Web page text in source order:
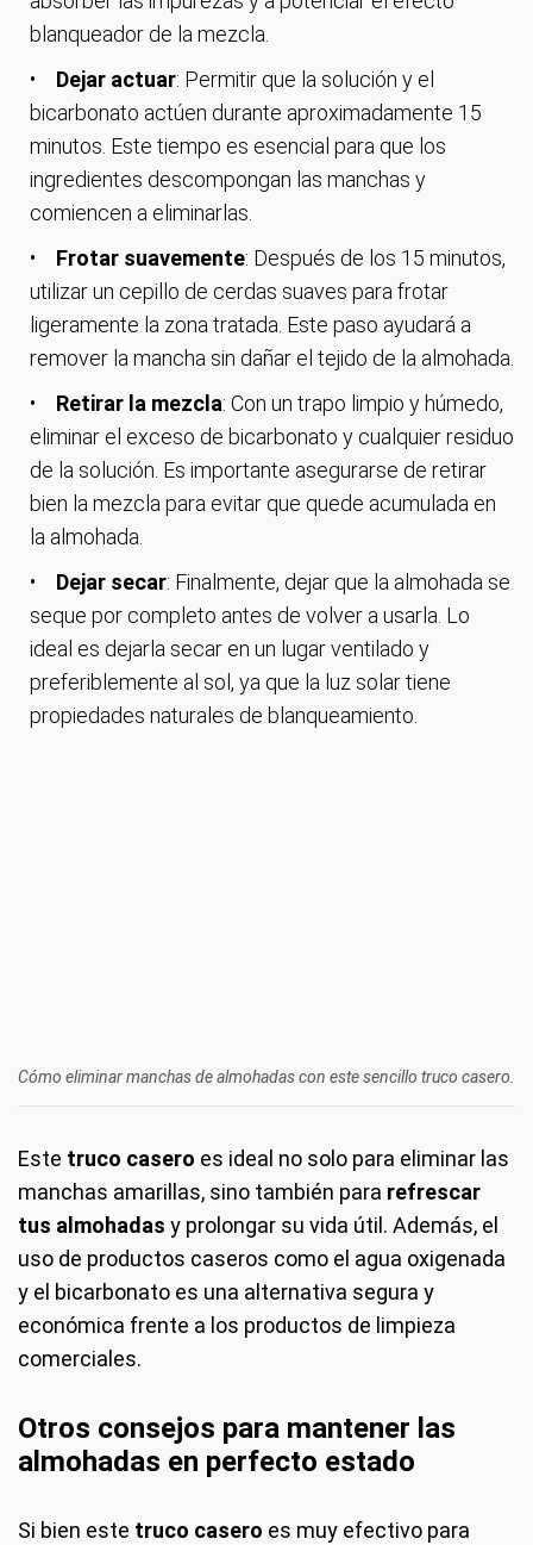
blanqueador de la mezcla.
Dejar actuar: Permitir que la solución y el
bicarbonato actúen durante aproximadamente 15
minutos. Este tiempo es esencial para que los
ingredientes descompongan las manchas y
comiencen a eliminarlas.
Frotar suavemente: Después de los 15 minutos,
utilizar un cepillo de cerdas suaves para frotar
ligeramente la zona tratada. Este paso ayudará a
remover la mancha sin dañar el tejido de la almohada.
Retirar la mezcla: Con un trapo limpio y húmedo,
eliminar el exceso de bicarbonato y cualquier residuo
de la solución. Es importante asegurarse de retirar
bien la mezcla para evitar que quede acumulada en
la almohada.
Dejar secar: Finalmente, dejar que la almohada se
seque por completo antes de volver a usarla. Lo
ideal es dejarla secar en un lugar ventilado y
preferiblemente al sol, ya que la luz solar tiene
propiedades naturales de blanqueamiento.
Cómo eliminar manchas de almohadas con este sencillo truco casero.
Este truco casero es ideal no solo para eliminar las
manchas amarillas, sino también para refrescar
tus almohadas y prolongar su vida útil. Además, el
uso de productos caseros como el agua oxigenada
y el bicarbonato es una alternativa segura y
económica frente a los productos de limpieza
comerciales.
Otros consejos para mantener las
almohadas en perfecto estado
Si bien este truco casero es muy efectivo para